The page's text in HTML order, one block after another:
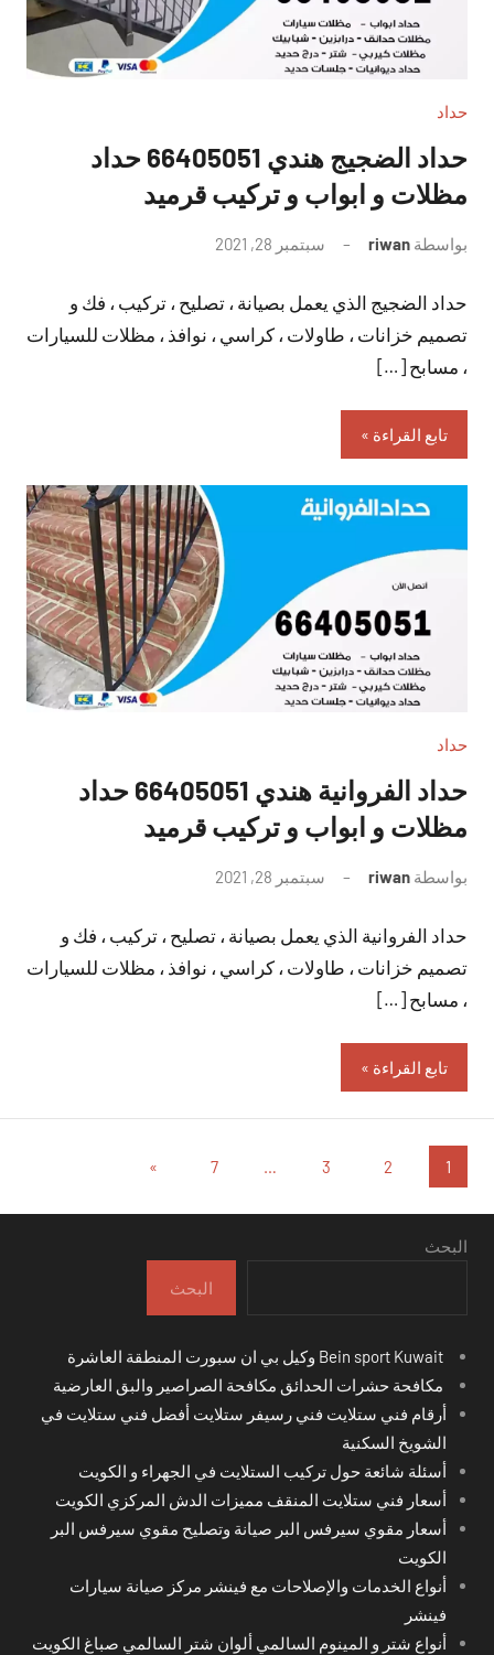
حداد
حداد الضجيج هندي 66405051 حداد
مظلات و ابواب و تركيب قرميد
بواسطة riwan سبتمبر 28, 2021
تعليقات
حداد الضجيج الذي يعمل بصيانة ، تصليح ، تركيب ، فك و
تصميم خزانات ، طاولات ، كراسي ، نوافذ ، مظلات للسيارات
، مسابح […]
تابع القراءة
حداد
حداد الفروانية هندي 66405051 حداد
مظلات و ابواب و تركيب قرميد
بواسطة riwan سبتمبر 28, 2021
تعليقات
حداد الفروانية الذي يعمل بصيانة ، تصليح ، تركيب ، فك و
تصميم خزانات ، طاولات ، كراسي ، نوافذ ، مظلات للسيارات
، مسابح […]
تابع القراءة
تعدد
صفحات
المقالات
1
2
3
…
7
المقالات
»
البحث
البحث
مكافحة حشرات الحدائق مكافحة الصراصير والبق العارضية
أرقام فني ستلايت فني رسيفر ستلايت أفضل فني ستلايت في
الشويخ السكنية
أسئلة شائعة حول تركيب الستلايت في الجهراء و الكويت
أسعار فني ستلايت المنقف مميزات الدش المركزي الكويت
أسعار مقوي سيرفس البر صيانة وتصليح مقوي سيرفس البر
الكويت
أنواع الخدمات والإصلاحات مع فينشر مركز صيانة سيارات
فينشر
أنواع شتر و المينوم السالمي ألوان شتر السالمي صباغ الكويت